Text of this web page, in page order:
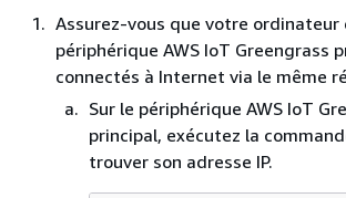
Assurez-vous que votre ordinateur
périphérique AWS IoT Greengrass
connectés à Internet via le même
Sur le périphérique AWS IoT
principal, exécutez la
trouver son adresse IP.